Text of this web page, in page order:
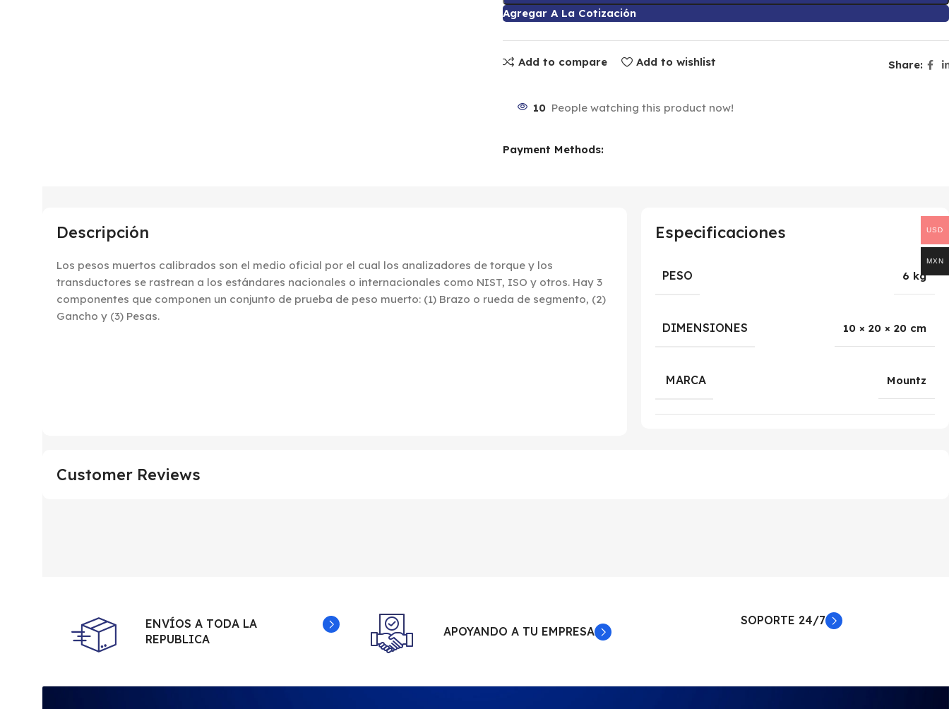
Agregar A La Cotización
Add to compare Add to wishlist Share:
10 People watching this product now!
Payment Methods:
Descripción
Los pesos muertos calibrados son el medio oficial por el cual los analizadores de torque y los
transductores se rastrean a los estándares nacionales o internacionales como NIST, ISO y otros. Hay 3
componentes que componen un conjunto de prueba de peso muerto: (1) Brazo o rueda de segmento, (2)
Gancho y (3) Pesas.
Especificaciones
PESO 6 kg
DIMENSIONES 10 × 20 × 20 cm
MARCA Mountz
Customer Reviews
ENVÍOS A TODA LA
REPUBLICA
APOYANDO A TU EMPRESA
SOPORTE 24/7
USD
MXN